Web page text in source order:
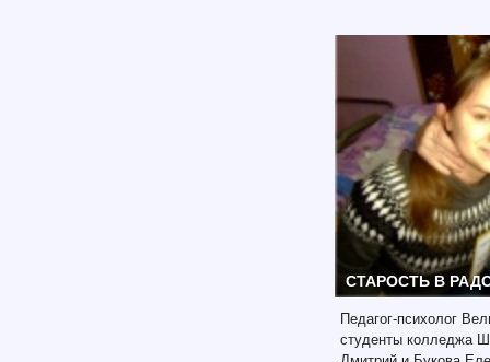
СТАРОСТЬ В
Педагог-психолог
студенты колледжа